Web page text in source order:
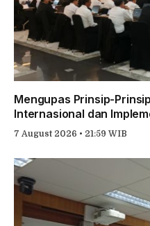
Mengupas Prinsip-
Internasional dan
7 August 2026 • 21:59 WIB